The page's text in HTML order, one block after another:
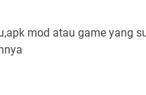
mod atau game yang